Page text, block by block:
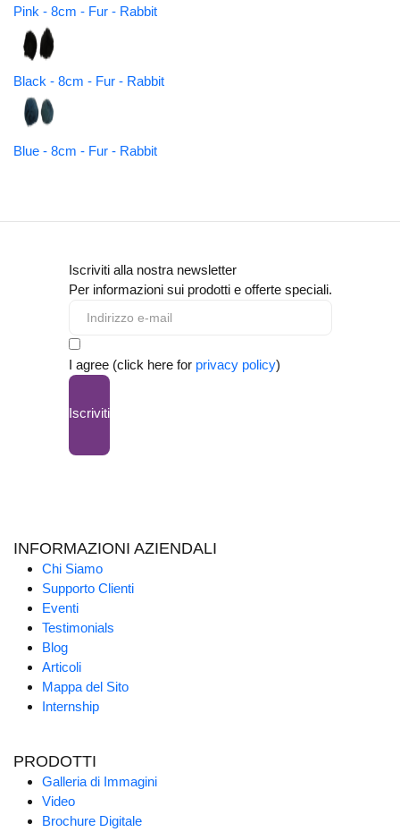
Pink - 8cm - Fur - Rabbit
Black - 8cm - Fur - Rabbit
Blue - 8cm - Fur - Rabbit
Iscriviti alla nostra newsletter
Per informazioni sui prodotti e offerte speciali.
I agree (click here for privacy policy)
Iscriviti
INFORMAZIONI AZIENDALI
Chi Siamo
Supporto Clienti
Eventi
Testimonials
Blog
Articoli
Mappa del Sito
Internship
PRODOTTI
Galleria di Immagini
Video
Brochure Digitale